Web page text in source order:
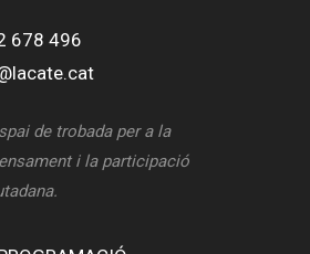
678 496
de trobada per a la
i la participació